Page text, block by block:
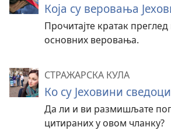
Која су веровања
Прочитајте кратак
основних веровања.
СТРАЖАРСКА КУЛА
Ко су Јеховини
Да ли и ви размишљате
цитираних у овом чланку?